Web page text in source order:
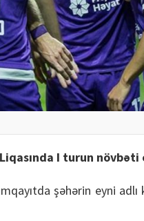
I turun
şəhərin eyni